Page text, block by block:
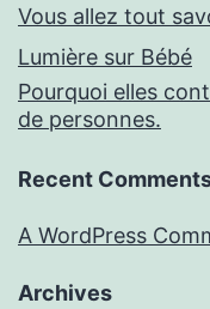
Vous allez tout
Lumière sur Bébé
Pourquoi elles
de personnes.
Recent
A WordPress
Archives